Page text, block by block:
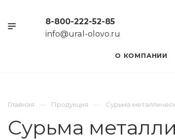
8-800-222-52-85
info@ural-olovo.ru
О КОМПАНИИ
Главная Продукция Сурьма
Сурьма